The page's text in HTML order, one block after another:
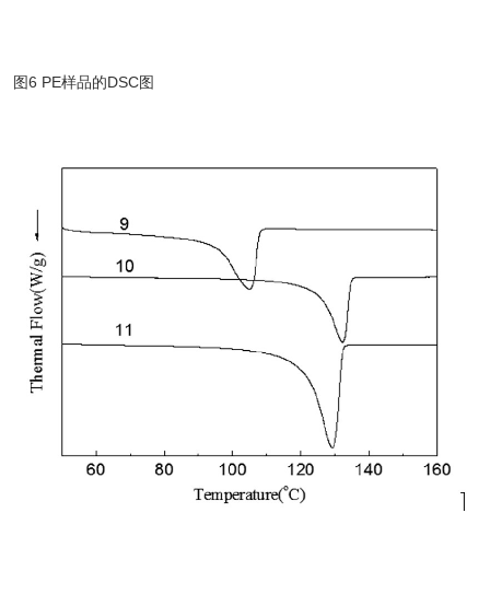
图6 PE样品的DSC图